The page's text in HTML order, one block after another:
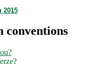
2015
conventions